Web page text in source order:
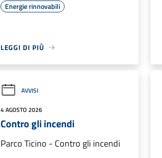
Energie rinnovabili
LEGGI DI PIÙ
AVVISI
4 AGOSTO 2026
Contro gli incendi
Parco Ticino - Contro gli incendi